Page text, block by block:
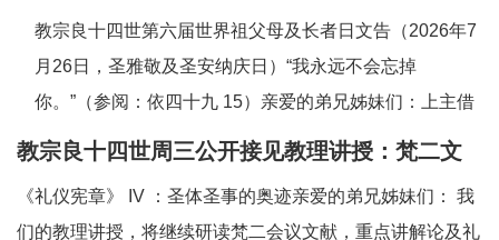
教宗良十四世第六届世界祖父母及长者日文告（2026年7
月26日，圣雅敬及圣安纳庆日）“我永远不会忘掉
你。”（参阅：依四十九 15）亲爱的弟兄姊妹们：上主借
着依撒意亚先知的口，许诺祂永远都不会忘掉我们任何一
（参阅：依四十九 16），祂对我们的爱，比母亲对子女
教宗良十四世周三公开接见教理讲授：梵二文
《礼仪宪章》 IV ：圣体圣事的奥迹亲爱的弟兄姊妹们： 我
们的教理讲授，将继续研读梵二会议文献，重点讲解论及礼